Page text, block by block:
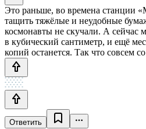
Это раньше, во времена станции
тащить тяжёлые и неудобные
космонавты не скучали. А сейчас
в кубический сантиметр, и ещё
копий останется. Так что совсем
Ответить